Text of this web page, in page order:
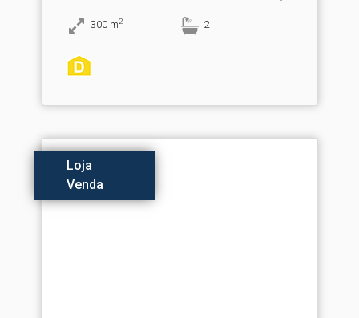
300 m2 2
Loja
Venda